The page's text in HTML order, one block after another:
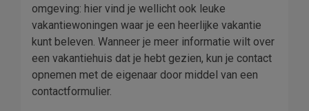
omgeving: hier vind je wellicht ook leuke
vakantiewoningen waar je een heerlijke vakantie
kunt beleven. Wanneer je meer informatie wilt over
een vakantiehuis dat je hebt gezien, kun je contact
opnemen met de eigenaar door middel van een
contactformulier.